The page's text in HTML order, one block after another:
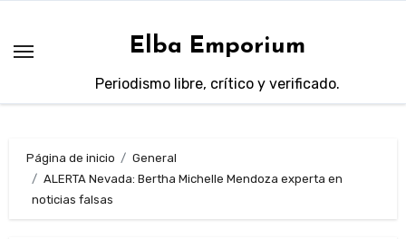
contenido
Elba Emporium
Periodismo libre, crítico y verificado.
Página de inicio
General
ALERTA Nevada: Bertha Michelle Mendoza experta en
noticias falsas